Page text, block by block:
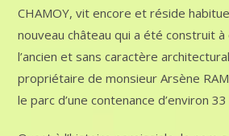
CHAMOY, vit encore et réside
nouveau château qui a été construit
l’ancien et sans caractère
propriétaire de monsieur Arsène
le parc d’une contenance d’environ